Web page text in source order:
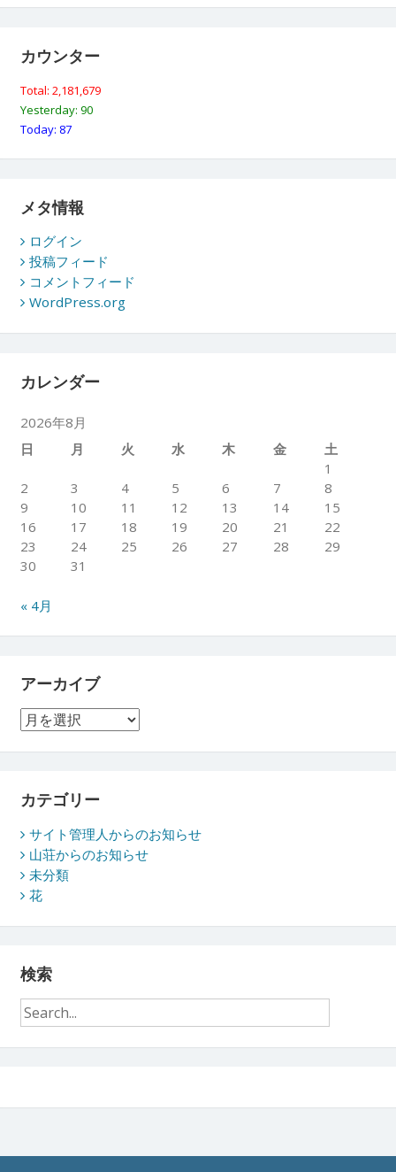
カウンター
Total: 2,181,679
Yesterday: 90
Today: 87
メタ情報
ログイン
投稿フィード
コメントフィード
WordPress.org
カレンダー
2026年8月
日
月 火 水 木 金
土
1
2
3 4 5 6 7
8
9
10 11 12 13 14
15
16
17 18 19 20 21
22
23
24 25 26 27 28
29
30
31
« 4月
アーカイブ
ア
ー
カ
ブ
カテゴリー
サイト管理人からのお知らせ
山荘からのお知らせ
未分類
花
検索